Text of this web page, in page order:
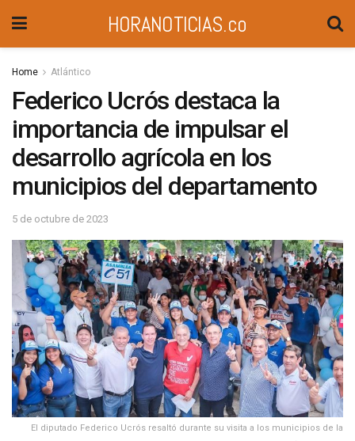
HORANOTICIAS.co
Home Atlántico
Federico Ucrós destaca la
importancia de impulsar el
desarrollo agrícola en los
municipios del departamento
5 de octubre de 2023
El diputado Federico Ucrós resaltó durante su visita a los municipios de la